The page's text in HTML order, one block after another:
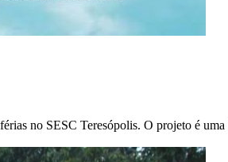
no SESC Teresópolis. O projeto é